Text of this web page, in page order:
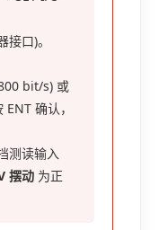
口)。
bit/s) 或
确认，
测读输入
摆动 为正